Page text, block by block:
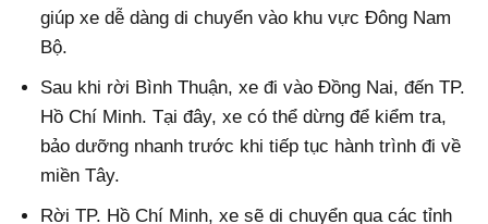
giúp xe dễ dàng di chuyển vào khu vực Đông Nam
Bộ.
Sau khi rời Bình Thuận, xe đi vào Đồng Nai, đến TP.
Hồ Chí Minh. Tại đây, xe có thể dừng để kiểm tra,
bảo dưỡng nhanh trước khi tiếp tục hành trình đi về
miền Tây.
Rời TP. Hồ Chí Minh, xe sẽ di chuyển qua các tỉnh